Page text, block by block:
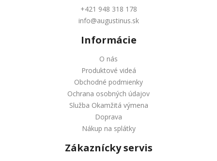
+421 948 318 178
info@augustinus.sk
Informácie
O nás
Produktové videá
Obchodné podmienky
Ochrana osobných údajov
Služba Okamžitá výmena
Doprava
Nákup na splátky
Zákaznícky servis